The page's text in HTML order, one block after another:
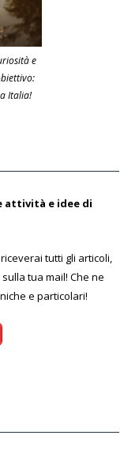
e
Italia!
attività e idee di
tutti gli articoli,
tua mail! Che ne
e particolari!